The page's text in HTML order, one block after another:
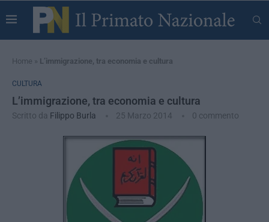
Home » L’immigrazione, tra economia e cultura
CULTURA
L’immigrazione, tra economia e cultura
Scritto da Filippo Burla 25 Marzo 2014 0 commento